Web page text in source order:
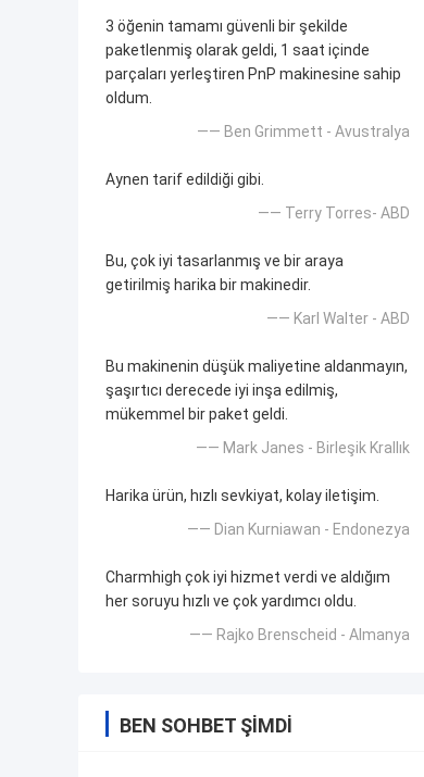
3 öğenin tamamı güvenli bir şekilde
paketlenmiş olarak geldi, 1 saat içinde
parçaları yerleştiren PnP makinesine sahip
oldum.
—— Ben Grimmett - Avustralya
Aynen tarif edildiği gibi.
—— Terry Torres- ABD
Bu, çok iyi tasarlanmış ve bir araya
getirilmiş harika bir makinedir.
—— Karl Walter - ABD
Bu makinenin düşük maliyetine aldanmayın,
şaşırtıcı derecede iyi inşa edilmiş,
mükemmel bir paket geldi.
—— Mark Janes - Birleşik Krallık
Harika ürün, hızlı sevkiyat, kolay iletişim.
—— Dian Kurniawan - Endonezya
Charmhigh çok iyi hizmet verdi ve aldığım
her soruyu hızlı ve çok yardımcı oldu.
—— Rajko Brenscheid - Almanya
BEN SOHBET ŞIMDI